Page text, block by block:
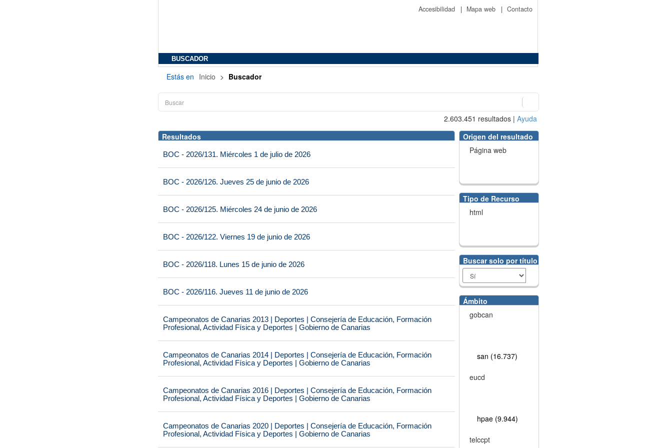
Accesibilidad | Mapa web | Contacto
BUSCADOR
Estás en Inicio > Buscador
2.603.451 resultados | Ayuda
Resultados
BOC - 2026/131. Miércoles 1 de julio de 2026
BOC - 2026/126. Jueves 25 de junio de 2026
BOC - 2026/125. Miércoles 24 de junio de 2026
BOC - 2026/122. Viernes 19 de junio de 2026
BOC - 2026/118. Lunes 15 de junio de 2026
BOC - 2026/116. Jueves 11 de junio de 2026
Campeonatos de Canarias 2013 | Deportes | Consejería de Educación, Formación
Profesional, Actividad Física y Deportes | Gobierno de Canarias
Campeonatos de Canarias 2014 | Deportes | Consejería de Educación, Formación
Profesional, Actividad Física y Deportes | Gobierno de Canarias
Campeonatos de Canarias 2016 | Deportes | Consejería de Educación, Formación
Profesional, Actividad Física y Deportes | Gobierno de Canarias
Campeonatos de Canarias 2020 | Deportes | Consejería de Educación, Formación
Profesional, Actividad Física y Deportes | Gobierno de Canarias
Origen del resultado
Página web
Tipo de Recurso
html
Buscar solo por título
Ámbito
gobcan
san (16.737)
eucd
hpae (9.944)
telccpt